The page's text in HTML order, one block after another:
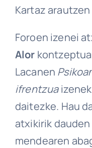
Kartaz
Foroen izenei
Alor
Lacanen
ifrentzua
daitezke. Hau
atxikirik
mendearen